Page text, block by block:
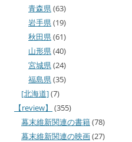
青森県(63)
岩手県(19)
秋田県(61)
山形県(40)
宮城県(24)
福島県(35)
[北海道](7)
【review】
(355)
幕末維新関連の書籍(78)
幕末維新関連の映画(27)